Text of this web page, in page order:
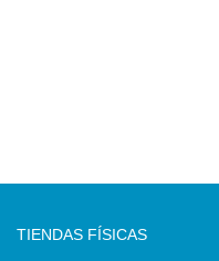
TIENDAS FÍSICAS